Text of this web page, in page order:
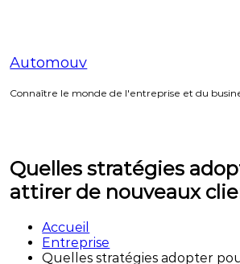
Automouv
Connaître le monde de l'entreprise et du
Quelles stratégies
attirer de nouveaux
Accueil
Entreprise
Quelles stratégies adopter